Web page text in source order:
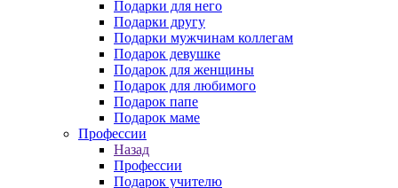
Подарки для него
Подарки другу
Подарки мужчинам коллегам
Подарок девушке
Подарок для женщины
Подарок для любимого
Подарок папе
Подарок маме
Профессии
Назад
Профессии
Подарок учителю